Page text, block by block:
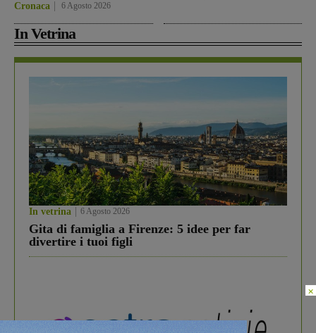
Cronaca 6 Agosto 2026
In Vetrina
In vetrina 6 Agosto 2026
Gita di famiglia a Firenze: 5 idee per far
divertire i tuoi figli
×